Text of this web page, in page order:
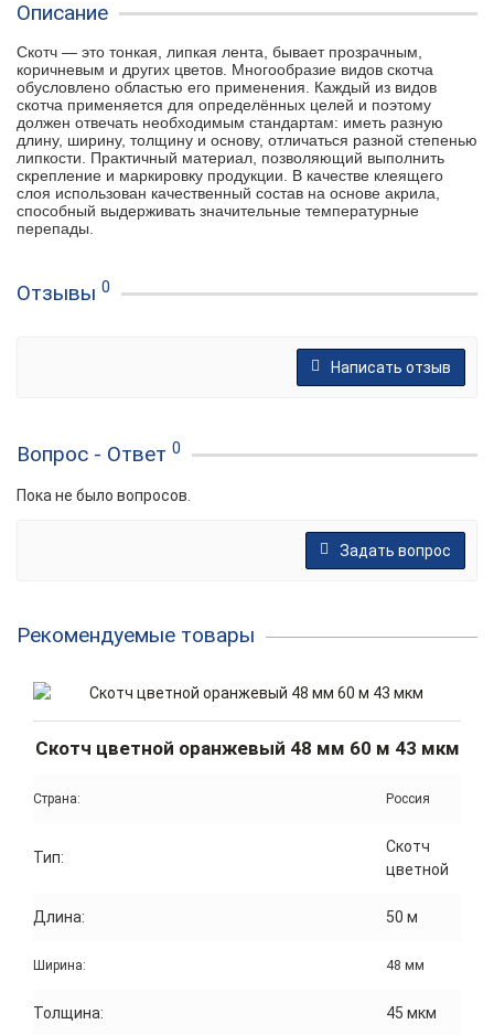
Описание
Скотч — это тонкая, липкая лента, бывает прозрачным,
коричневым и других цветов. Многообразие видов скотча
обусловлено областью его применения. Каждый из видов
скотча применяется для определённых целей и поэтому
должен отвечать необходимым стандартам: иметь разную
длину, ширину, толщину и основу, отличаться разной степенью
липкости. Практичный материал, позволяющий выполнить
скрепление и маркировку продукции. В качестве клеящего
слоя использован качественный состав на основе акрила,
способный выдерживать значительные температурные
перепады.
Отзывы 0
Написать отзыв
Вопрос - Ответ 0
Пока не было вопросов.
Задать вопрос
Рекомендуемые товары
Скотч цветной оранжевый 48 мм 60 м 43 мкм
Страна: Россия
Тип:
Скотч
цветной
Длина: 50 м
Ширина: 48 мм
Толщина: 45 мкм